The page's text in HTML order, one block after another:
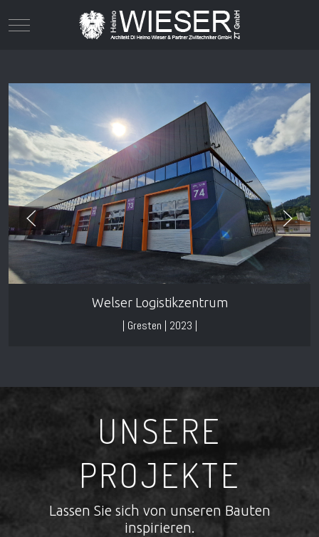
Mobile Menu Toggle
Welser Logistikzentrum
| Gresten | 2023 |
UNSERE
PROJEKTE
Lassen Sie sich von unseren Bauten
inspirieren.